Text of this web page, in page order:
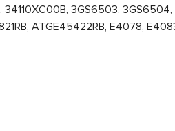
3GS6503,
ATGE45422RB, E4078,